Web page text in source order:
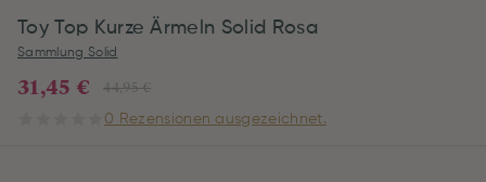
Toy Top Kurze Ärmeln Solid Rosa
Sammlung Solid
44,95 €
31,45 €
0 Rezensionen ausgezeichnet.